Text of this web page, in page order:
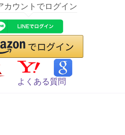
カウントでログイン
よくある質問